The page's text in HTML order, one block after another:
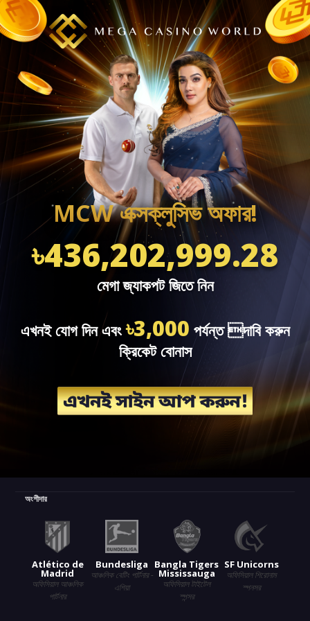
MCW এক্সক্লুসিভ অফার!
৳436,202,999.28
মেগা জ্যাকপট জিতে নিন
এখনই যোগ দিন এবং৳3,000 পর্যন্ত দাবি করুন
ক্রিকেট বোনাস
অংশীদার
Atlético de
Madrid
অফিসিয়াল আঞ্চলিক
পার্টনার
Bundesliga
আঞ্চলিক বেটিং পার্টনার -
এশিয়া
Bangla Tigers
Mississauga
অফিসিয়াল টাইটেল
স্পন্সর
SF Unicorns
অফিসিয়াল শিরোনাম
স্পনসর